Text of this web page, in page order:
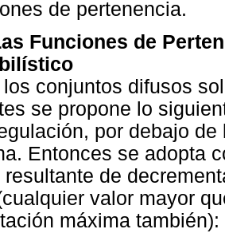
de pertenencia.
Funciones de
los conjuntos difusos
se propone lo
por debajo
Entonces se adopta
resultante de
valor mayor
máxima también):